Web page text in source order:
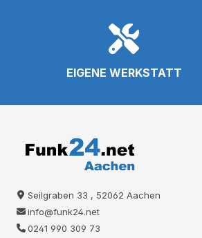
EIGENE WERKSTATT
Seilgraben 33 , 52062 Aachen
info@funk24.net
0241 990 309 73